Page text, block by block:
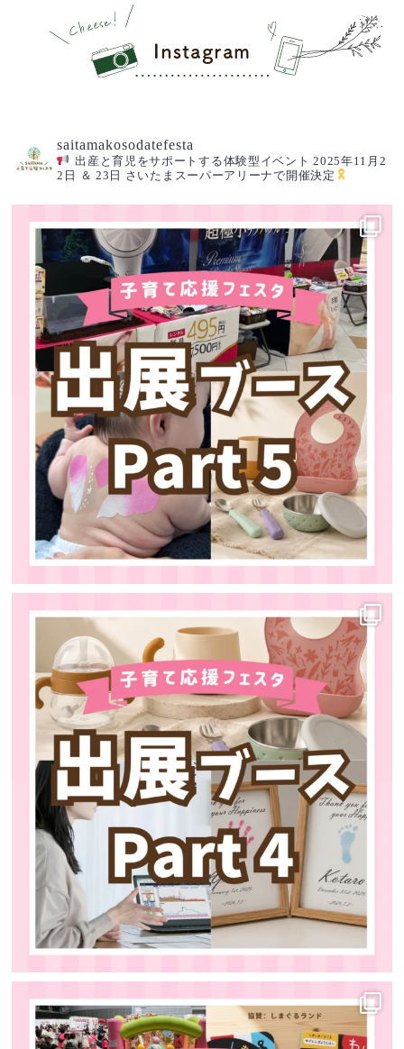
Instagram
saitamakosodatefesta
出産と育児をサポートする体験型イベント 2025年11月2
2日 ＆ 23日 さいたまスーパーアリーナで開催決定